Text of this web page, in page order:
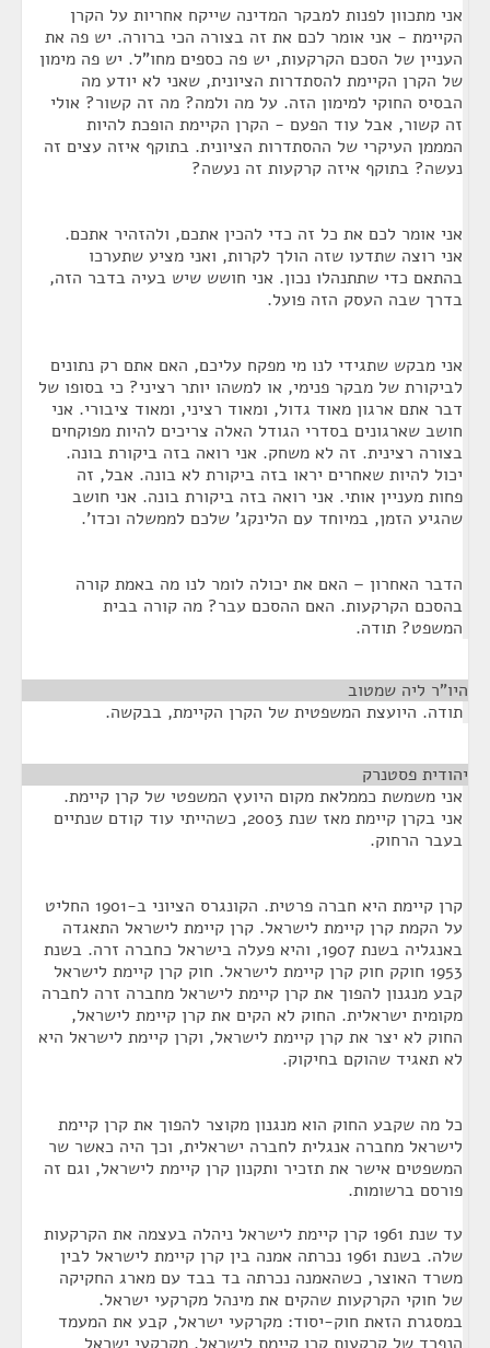
אני מתכוון לפנות למבקר המדינה שייקח אחריות על הקרן
הקיימת - אני אומר לכם את זה בצורה הכי ברורה. יש פה את
העניין של הסכם הקרקעות, יש פה כספים מחו"ל. יש פה מימון
של הקרן הקיימת להסתדרות הציונית, שאני לא יודע מה
הבסיס החוקי למימון הזה. על מה ולמה? מה זה קשור? אולי
זה קשור, אבל עוד הפעם - הקרן הקיימת הופכת להיות
המממן העיקרי של ההסתדרות הציונית. בתוקף איזה עצים זה
נעשה? בתוקף איזה קרקעות זה נעשה?
אני אומר לכם את כל זה כדי להכין אתכם, ולהזהיר אתכם.
אני רוצה שתדעו שזה הולך לקרות, ואני מציע שתערכו
בהתאם כדי שתתנהלו נכון. אני חושש שיש בעיה בדבר הזה,
בדרך שבה העסק הזה פועל.
אני מבקש שתגידי לנו מי מפקח עליכם, האם אתם רק נתונים
לביקורת של מבקר פנימי, או למשהו יותר רציני? כי בסופו של
דבר אתם ארגון מאוד גדול, ומאוד רציני, ומאוד ציבורי. אני
חושב שארגונים בסדרי הגודל האלה צריכים להיות מפוקחים
בצורה רצינית. זה לא משחק. אני רואה בזה ביקורת בונה.
יכול להיות שאחרים יראו בזה ביקורת לא בונה. אבל, זה
פחות מעניין אותי. אני רואה בזה ביקורת בונה. אני חושב
שהגיע הזמן, במיוחד עם הלינקג' שלכם לממשלה וכדו'.
הדבר האחרון – האם את יכולה לומר לנו מה באמת קורה
בהסכם הקרקעות. האם ההסכם עבר? מה קורה בבית
המשפט? תודה.
היו"ר ליה שמטוב
תודה. היועצת המשפטית של הקרן הקיימת, בבקשה.
יהודית פסטנרק
אני משמשת כממלאת מקום היועץ המשפטי של קרן קיימת.
אני בקרן קיימת מאז שנת 2003, כשהייתי עוד קודם שנתיים
בעבר הרחוק.
קרן קיימת היא חברה פרטית. הקונגרס הציוני ב-1901 החליט
על הקמת קרן קיימת לישראל. קרן קיימת לישראל התאגדה
באנגליה בשנת 1907, והיא פעלה בישראל כחברה זרה. בשנת
1953 חוקק חוק קרן קיימת לישראל. חוק קרן קיימת לישראל
קבע מנגנון להפוך את קרן קיימת לישראל מחברה זרה לחברה
מקומית ישראלית. החוק לא הקים את קרן קיימת לישראל,
החוק לא יצר את קרן קיימת לישראל, וקרן קיימת לישראל היא
לא תאגיד שהוקם בחיקוק.
כל מה שקבע החוק הוא מנגנון מקוצר להפוך את קרן קיימת
לישראל מחברה אנגלית לחברה ישראלית, וכך היה כאשר שר
המשפטים אישר את תזכיר ותקנון קרן קיימת לישראל, וגם זה
פורסם ברשומות.
עד שנת 1961 קרן קיימת לישראל ניהלה בעצמה את הקרקעות
שלה. בשנת 1961 נכרתה אמנה בין קרן קיימת לישראל לבין
משרד האוצר, כשהאמנה נכרתה בד בבד עם מארג החקיקה
של חוקי הקרקעות שהקים את מינהל מקרקעי ישראל.
במסגרת הזאת חוק-יסוד: מקרקעי ישראל, קבע את המעמד